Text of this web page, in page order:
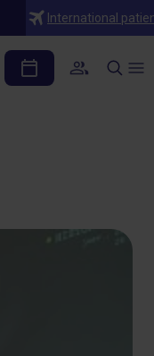
International